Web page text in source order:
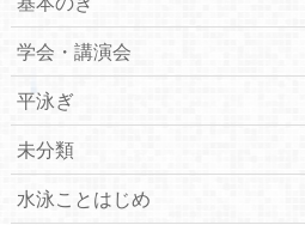
学会・講演会
平泳ぎ
未分類
水泳ことはじめ